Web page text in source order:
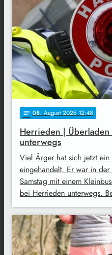
notes 08. August 2026 12:48
Herrieden |
unterwegs
Viel Ärger hat sich jetzt
eingehandelt. Er war in
Samstag mit einem
bei Herrieden unterwegs.